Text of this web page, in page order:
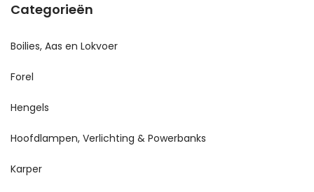
Categorieën
Boilies, Aas en Lokvoer
Forel
Hengels
Hoofdlampen, Verlichting & Powerbanks
Karper